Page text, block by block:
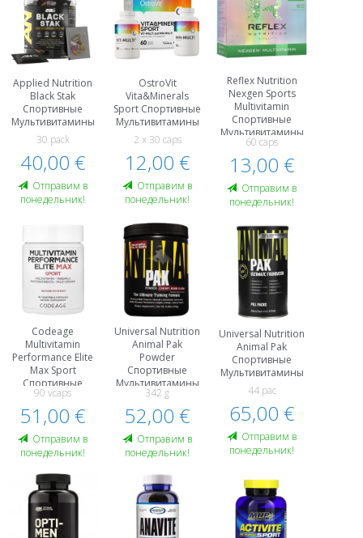
Applied Nutrition
Black Stak
Спортивные
Мультивитамины
30 pack
40,00 €
Oтправим в
понедельник!
OstroVit
Vita&Minerals
Sport Спортивные
Мультивитамины
2 x 30 caps
12,00 €
Oтправим в
понедельник!
Reflex Nutrition
Nexgen Sports
Multivitamin
Спортивные
Мультивитамины
60 caps
13,00 €
Oтправим в
понедельник!
Codeage
Multivitamin
Performance Elite
Max Sport
Спортивные
Мультивитамины
90 vcaps
51,00 €
Oтправим в
понедельник!
Universal Nutrition
Animal Pak
Powder
Спортивные
Мультивитамины
342 g
52,00 €
Oтправим в
понедельник!
Universal Nutrition
Animal Pak
Спортивные
Мультивитамины
44 paс
65,00 €
Oтправим в
понедельник!